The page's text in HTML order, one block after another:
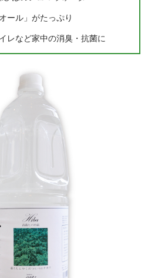
ール」がたっぷり
レなど家中の消臭・抗菌に